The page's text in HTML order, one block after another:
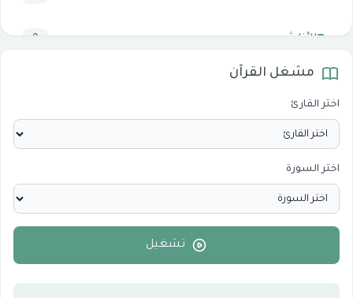
الأناشيد 0
الدروس والخطب
الأقسام التقنية للكمبيوتر والنترنت 0
مشغل القرآن
اختر القارئ
اختر السورة
تشغيل